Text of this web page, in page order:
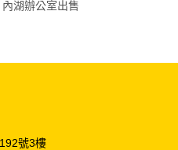
內湖辦公室出售
號3樓